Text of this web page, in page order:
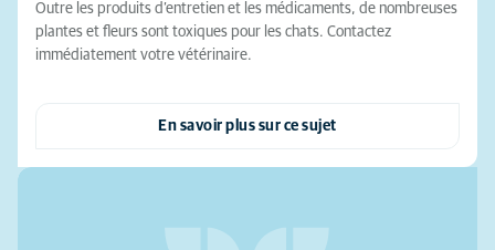
Outre les produits d’entretien et les médicaments, de nombreuses
plantes et fleurs sont toxiques pour les chats. Contactez
immédiatement votre vétérinaire.
En savoir plus sur ce sujet